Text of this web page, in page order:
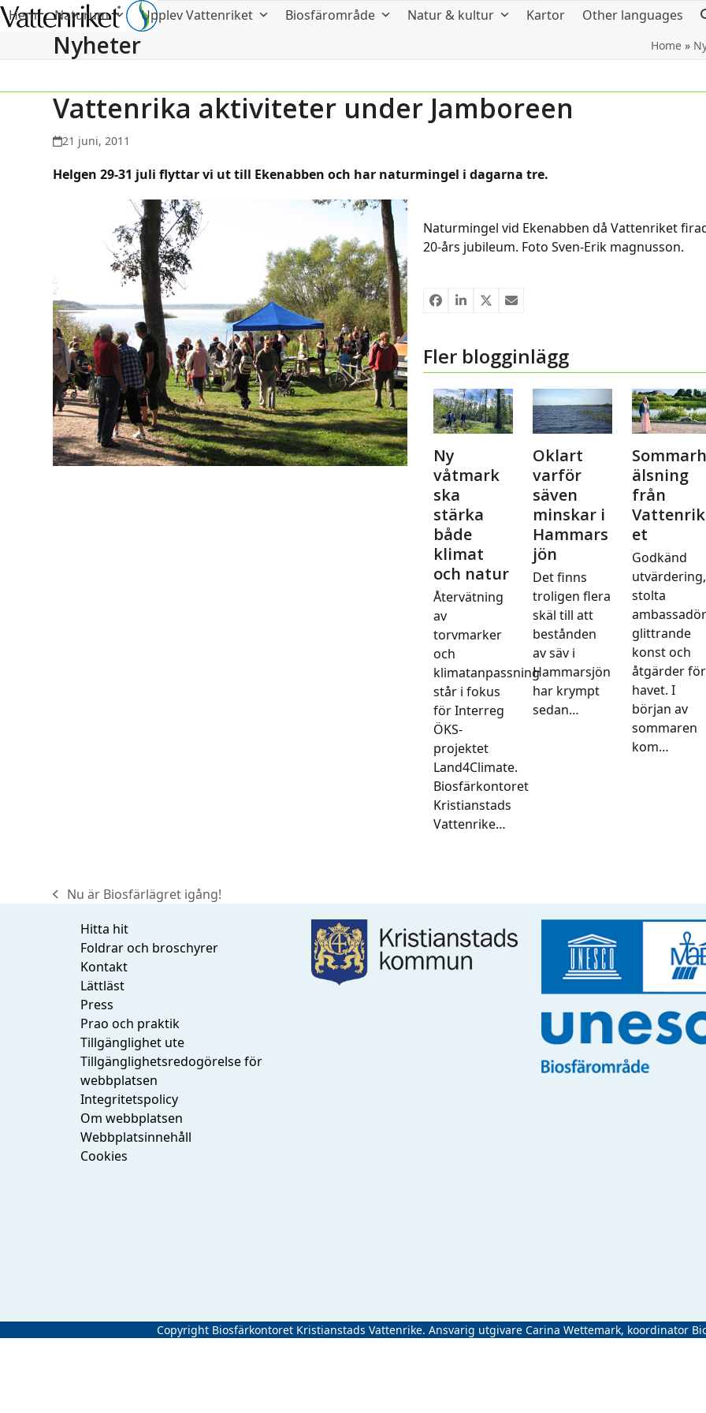
Hem Naturum Upplev Vattenriket Biosfärområde Natur & kultur Kartor Other languages
Nyheter Home»
Vattenrika aktiviteter under Jamboreen
21 juni, 2011
Helgen 29-31 juli flyttar vi ut till Ekenabben och har naturmingel i dagarna tre.
Naturmingel vid Ekenabben då Vattenriket
20-års jubileum. Foto Sven-Erik magnusson.
Fler blogginlägg
Ny
våtmark
ska
stärka
både
klimat
och natur
Återvätning
av
torvmarker
och
klimatanpassning
står i fokus
för Interreg
ÖKS-
projektet
Land4Climate.
Biosfärkontoret
Kristianstads
Vattenrike…
Oklart
varför
säven
minskar i
Hammars
jön
Det finns
troligen flera
skäl till att
bestånden
av säv i
Hammarsjön
har krympt
sedan…
Sommarh
älsning
från
Vattenrik
et
Godkänd
utvärdering,
stolta
glittrande
konst och
åtgärder för
havet. I
början av
sommaren
kom…
previous
post:
Nu är Biosfärlägret igång!
Hitta hit
Foldrar och broschyrer
Kontakt
Lättläst
Press
Prao och praktik
Tillgänglighet ute
Tillgänglighetsredogörelse för
webbplatsen
Integritetspolicy
Om webbplatsen
Webbplatsinnehåll
Cookies
Copyright Biosfärkontoret Kristianstads Vattenrike. Ansvarig utgivare Carina Wettemark, koordinator